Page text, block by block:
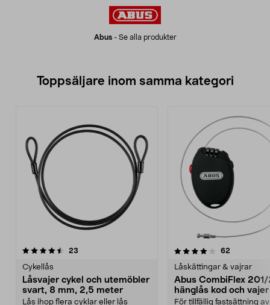
Abus- Se alla produkter
Toppsäljare inom samma kategori
23
Cykellås
Låsvajer cykel och utemöbler
svart, 8 mm, 2,5 meter
Lås ihop flera cyklar eller lås
4.0 av 5 stjärnor 62
Låskättingar & vajrar
Abus CombiFlex
hänglås kod och
För tillfällig fastsättning av
4.0 av 5 stjärnor